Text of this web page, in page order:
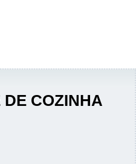
COZINHA